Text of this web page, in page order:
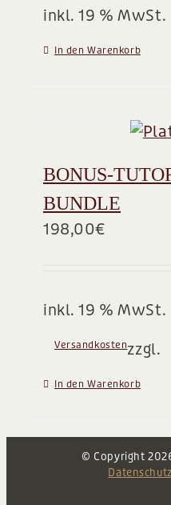
inkl. 19 % MwSt.
In den Warenkorb
BONUS-
BUNDLE
198,00€
inkl. 19 % MwSt.
zzgl.
Versandkosten
In den Warenkorb
© Copyright